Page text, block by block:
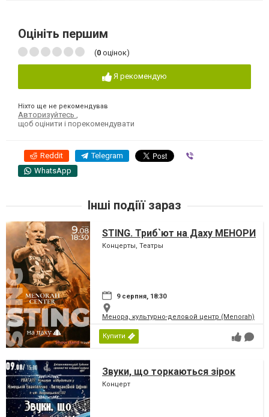
Оцініть першим
(0 оцінок)
Я рекомендую
Ніхто ще не рекомендував
Авторизуйтесь
щоб оцінити і порекомендувати
Reddit Telegram
WhatsApp
Інші подіїї зараз
STING. Триб`ют на Даху МЕНОРИ
Концерты, Театры
9 серпня, 18:30
Менора, культурно-деловой центр (Menorah)
Купити
Звуки, що торкаються зірок
Концерт